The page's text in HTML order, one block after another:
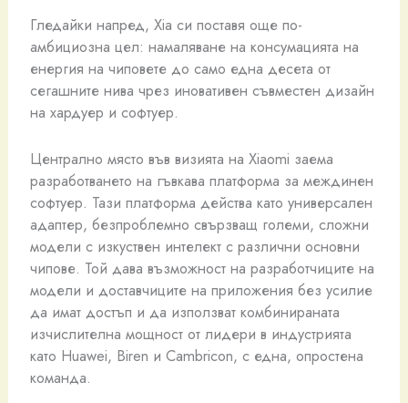
Гледайки напред, Xia си поставя още по-
амбициозна цел: намаляване на консумацията на
енергия на чиповете до само една десета от
сегашните нива чрез иновативен съвместен дизайн
на хардуер и софтуер.
Централно място във визията на Xiaomi заема
разработването на гъвкава платформа за междинен
софтуер. Тази платформа действа като универсален
адаптер, безпроблемно свързващ големи, сложни
модели с изкуствен интелект с различни основни
чипове. Той дава възможност на разработчиците на
модели и доставчиците на приложения без усилие
да имат достъп и да използват комбинираната
изчислителна мощност от лидери в индустрията
като Huawei, Biren и Cambricon, с една, опростена
команда.